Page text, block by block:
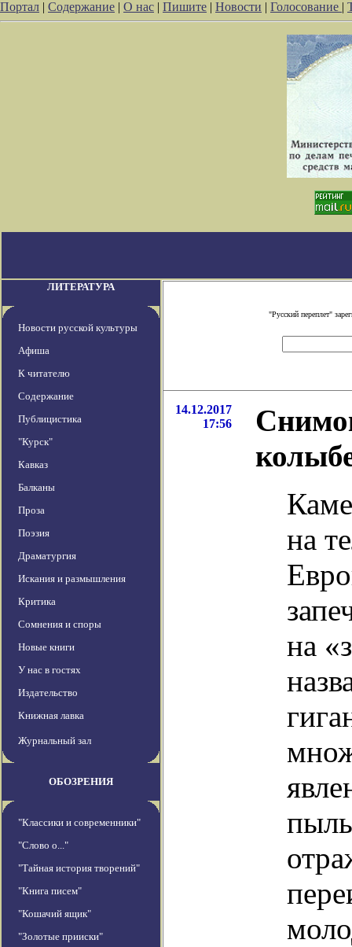
Портал | Содержание | О нас | Пишите | Новости | Голосование |
ЛИТЕРАТУРА
Новости русской культуры
Афиша
К читателю
Содержание
Публицистика
"Курск"
Кавказ
Балканы
Проза
Поэзия
Драматургия
Искания и размышления
Критика
Сомнения и споры
Новые книги
У нас в гостях
Издательство
Книжная лавка
Журнальный зал
ОБОЗРЕНИЯ
"Классики и современники"
"Слово о..."
"Тайная история творений"
"Книга писем"
"Кошачий ящик"
"Золотые прииски"
"Русский переплет"
14.12.2017
17:56
на
на